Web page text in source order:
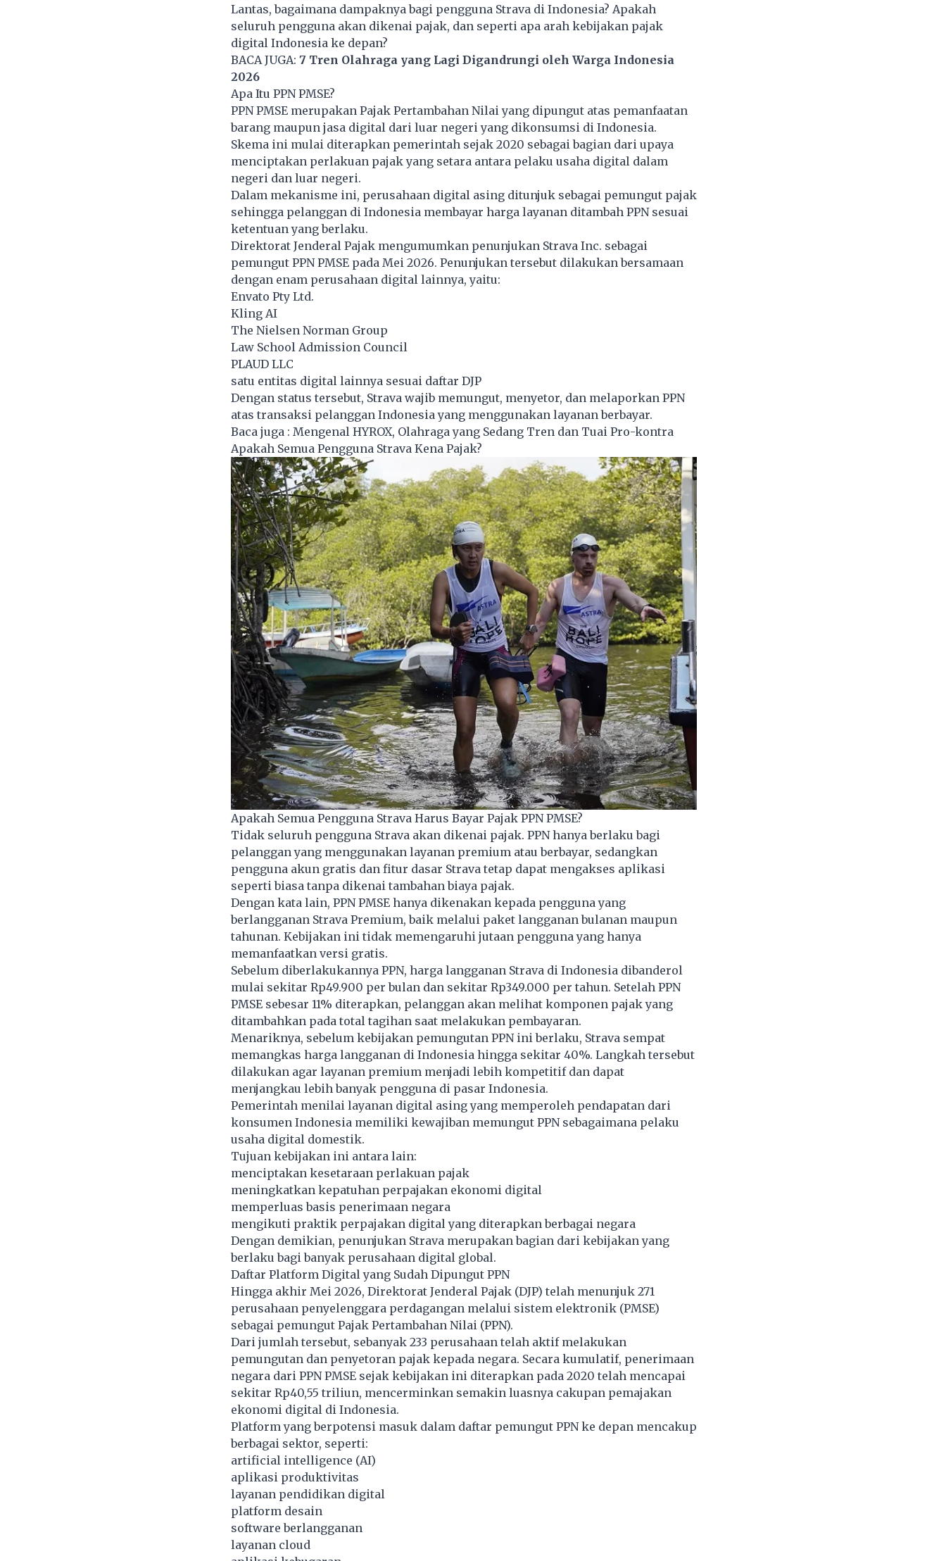
Lantas, bagaimana dampaknya bagi pengguna Strava di Indonesia? Apakah
seluruh pengguna akan dikenai pajak, dan seperti apa arah kebijakan pajak
digital Indonesia ke depan?
BACA JUGA: 7 Tren Olahraga yang Lagi Digandrungi oleh Warga Indonesia
2026
Apa Itu PPN PMSE?
PPN PMSE merupakan Pajak Pertambahan Nilai yang dipungut atas pemanfaatan
barang maupun jasa digital dari luar negeri yang dikonsumsi di Indonesia.
Skema ini mulai diterapkan pemerintah sejak 2020 sebagai bagian dari upaya
menciptakan perlakuan pajak yang setara antara pelaku usaha digital dalam
negeri dan luar negeri.
Dalam mekanisme ini, perusahaan digital asing ditunjuk sebagai pemungut pajak
sehingga pelanggan di Indonesia membayar harga layanan ditambah PPN sesuai
ketentuan yang berlaku.
Direktorat Jenderal Pajak mengumumkan penunjukan Strava Inc. sebagai
pemungut PPN PMSE pada Mei 2026. Penunjukan tersebut dilakukan bersamaan
dengan enam perusahaan digital lainnya, yaitu:
Envato Pty Ltd.
Kling AI
The Nielsen Norman Group
Law School Admission Council
PLAUD LLC
satu entitas digital lainnya sesuai daftar DJP
Dengan status tersebut, Strava wajib memungut, menyetor, dan melaporkan PPN
atas transaksi pelanggan Indonesia yang menggunakan layanan berbayar.
Baca juga : Mengenal HYROX, Olahraga yang Sedang Tren dan Tuai Pro-kontra
Apakah Semua Pengguna Strava Kena Pajak?
Apakah Semua Pengguna Strava Harus Bayar Pajak PPN PMSE?
Tidak seluruh pengguna Strava akan dikenai pajak. PPN hanya berlaku bagi
pelanggan yang menggunakan layanan premium atau berbayar, sedangkan
pengguna akun gratis dan fitur dasar Strava tetap dapat mengakses aplikasi
seperti biasa tanpa dikenai tambahan biaya pajak.
Dengan kata lain, PPN PMSE hanya dikenakan kepada pengguna yang
berlangganan Strava Premium, baik melalui paket langganan bulanan maupun
tahunan. Kebijakan ini tidak memengaruhi jutaan pengguna yang hanya
memanfaatkan versi gratis.
Sebelum diberlakukannya PPN, harga langganan Strava di Indonesia dibanderol
mulai sekitar Rp49.900 per bulan dan sekitar Rp349.000 per tahun. Setelah PPN
PMSE sebesar 11% diterapkan, pelanggan akan melihat komponen pajak yang
ditambahkan pada total tagihan saat melakukan pembayaran.
Menariknya, sebelum kebijakan pemungutan PPN ini berlaku, Strava sempat
memangkas harga langganan di Indonesia hingga sekitar 40%. Langkah tersebut
dilakukan agar layanan premium menjadi lebih kompetitif dan dapat
menjangkau lebih banyak pengguna di pasar Indonesia.
Pemerintah menilai layanan digital asing yang memperoleh pendapatan dari
konsumen Indonesia memiliki kewajiban memungut PPN sebagaimana pelaku
usaha digital domestik.
Tujuan kebijakan ini antara lain:
menciptakan kesetaraan perlakuan pajak
meningkatkan kepatuhan perpajakan ekonomi digital
memperluas basis penerimaan negara
mengikuti praktik perpajakan digital yang diterapkan berbagai negara
Dengan demikian, penunjukan Strava merupakan bagian dari kebijakan yang
berlaku bagi banyak perusahaan digital global.
Daftar Platform Digital yang Sudah Dipungut PPN
Hingga akhir Mei 2026, Direktorat Jenderal Pajak (DJP) telah menunjuk 271
perusahaan penyelenggara perdagangan melalui sistem elektronik (PMSE)
sebagai pemungut Pajak Pertambahan Nilai (PPN).
Dari jumlah tersebut, sebanyak 233 perusahaan telah aktif melakukan
pemungutan dan penyetoran pajak kepada negara. Secara kumulatif, penerimaan
negara dari PPN PMSE sejak kebijakan ini diterapkan pada 2020 telah mencapai
sekitar Rp40,55 triliun, mencerminkan semakin luasnya cakupan pemajakan
ekonomi digital di Indonesia.
Platform yang berpotensi masuk dalam daftar pemungut PPN ke depan mencakup
berbagai sektor, seperti:
artificial intelligence (AI)
aplikasi produktivitas
layanan pendidikan digital
platform desain
software berlangganan
layanan cloud